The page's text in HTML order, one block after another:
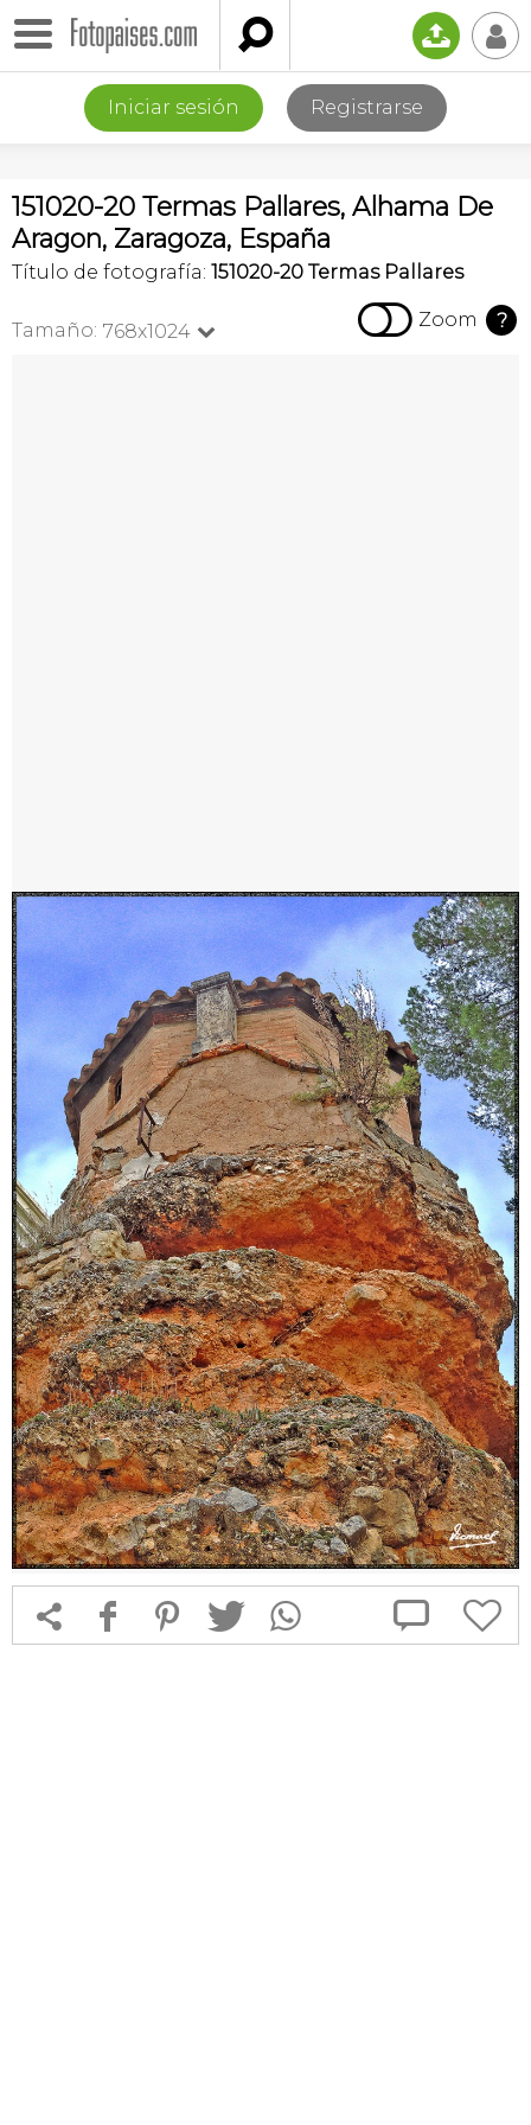
 📤 👤
Iniciar sesión Registrarse
151020-20 Termas Pallares, Alhama De
Aragon, Zaragoza, España
Título de fotografía: 151020-20 Termas Pallares
Tamaño: 768x1024   Zoom ?
 f 1 T  